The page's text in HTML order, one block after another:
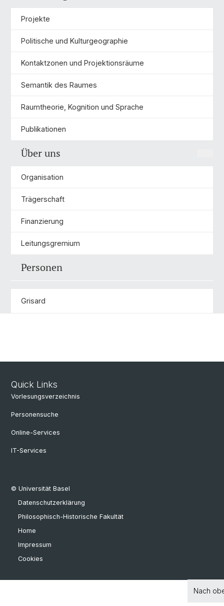
Projekte
Politische und Kulturgeographie
Kontaktzonen und Projektionsräume
Semantik des Raumes
Raumtheorie, Kognition und Sprache
Publikationen
Über uns
Organisation
Trägerschaft
Finanzierung
Leitungsgremium
Personen
Grisard
Quick Links
Vorlesungsverzeichnis
Personensuche
Online-Services
IT-Services
© Universität Basel
Datenschutzerklärung
Philosophisch-Historische Fakultät
Home
Impressum
Cookies
Nach